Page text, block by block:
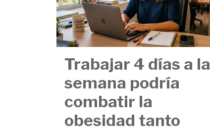
Trabajar 4 días a la
semana podría
combatir la
obesidad tanto